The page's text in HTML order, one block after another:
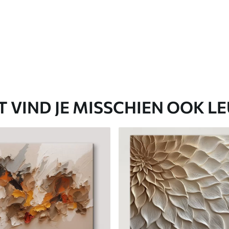
VIND JE MISSCHIEN OOK